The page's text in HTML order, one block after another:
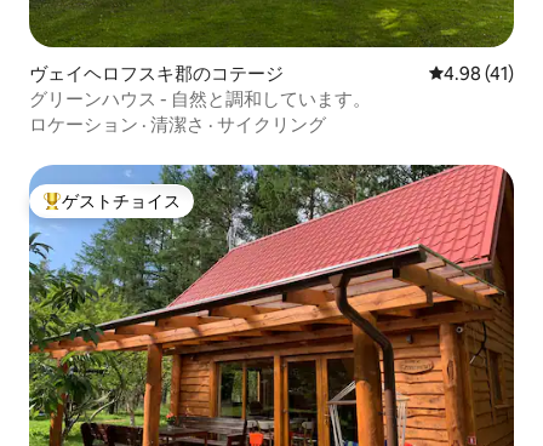
ヴェイヘロフスキ郡のコテージ レビュー41
4.98 (41)
グリーンハウス - 自然と調和しています。
ロケーション · 清潔さ · サイクリング
大好評のゲストチョイスです。
ゲストチョイス